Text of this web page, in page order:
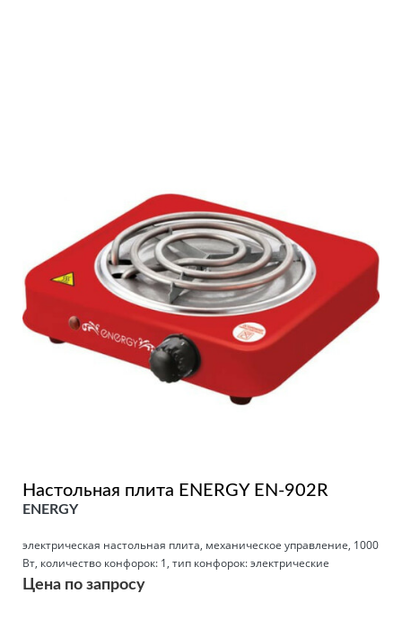
Настольная плита ENERGY EN-902R
ENERGY
электрическая настольная плита, механическое управление, 1000
Вт, количество конфорок: 1, тип конфорок: электрические
Цена по запросу